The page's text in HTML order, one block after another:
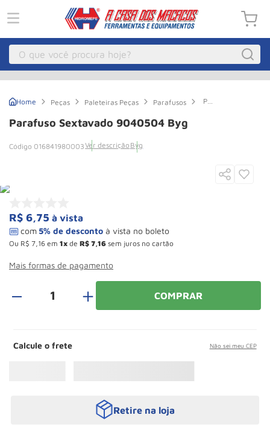
O que você procura hoje?
Peças Paleteiras Peças Parafusos
Parafuso
Parafuso Sextavado 9040504 Byg
016841980003Ver descrição Byg
R$ 6,75 à vista
Ou R$ 7 16 em 1 de R$ 7 16 sem juros no cartão
Mais formas de pagamento
＋ COMPRAR
Calcule o frete Não sei meu CEP
Retire na loja
Guincho Eletrico
3 Macaco Hidraulico
4º Macaco Jacare
7 Macaco
8º Talha